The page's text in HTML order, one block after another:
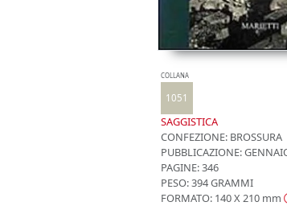
COLLANA
1051
SAGGISTICA
CONFEZIONE: BROSSURA
PUBBLICAZIONE:
PAGINE: 346
PESO: 394 GRAMMI
FORMATO: 140 X 210 mm